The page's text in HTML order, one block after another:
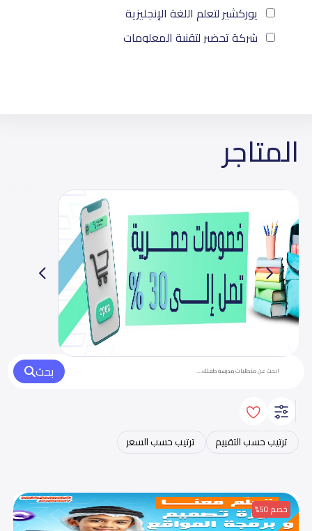
يوركشير لتعلم اللغة الإنجليزية
شركة تحضير لتقنية المعلومات
المتاجر
بحث
خصم 50%